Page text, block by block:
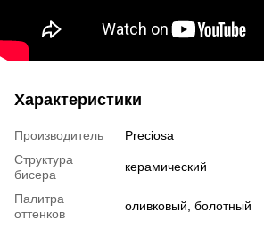
Характеристики
Производитель
Preciosa
Структура
бисера
керамический
Палитра
оттенков
оливковый, болотный